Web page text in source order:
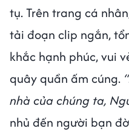
tụ. Trên trang cá
tải đoạn clip ngắn,
khắc hạnh phúc, vui
quây quần ấm cúng.
nhà của chúng ta,
nhủ đến người bạn